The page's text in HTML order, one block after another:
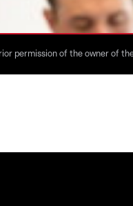
permission of the owner of